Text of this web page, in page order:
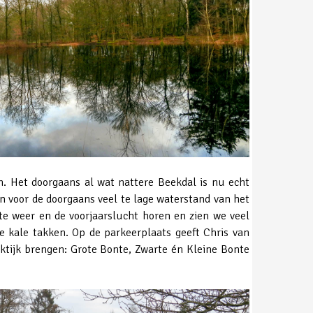
Het doorgaans al wat nattere Beekdal is nu echt
de doorgaans veel te lage waterstand van het
weer en de voorjaarslucht horen en zien we veel
kale takken. Op de parkeerplaats geeft Chris van
brengen: Grote Bonte, Zwarte én Kleine Bonte